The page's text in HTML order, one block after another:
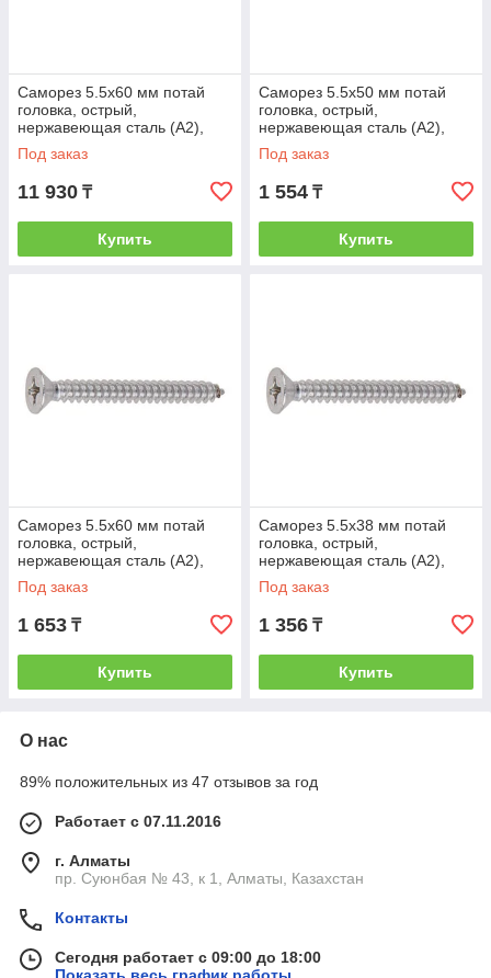
Саморез 5.5х60 мм потай
головка, острый,
нержавеющая сталь (А2),
DIN 7982 (200 шт в карт. уп.)
(STARFIX)
Под заказ
11 930 ₸
Купить
Саморез 5.5х50 мм потай
головка, острый,
нержавеющая сталь (А2),
DIN 7982 (10 шт в зип-локе)
STARFIX (STARFIX)
Под заказ
1 554 ₸
Купить
Саморез 5.5х60 мм потай
головка, острый,
нержавеющая сталь (А2),
DIN 7982 (10 шт в зип-локе)
STARFIX (STARFIX)
Под заказ
1 653 ₸
Купить
Саморез 5.5х38 мм потай
головка, острый,
нержавеющая сталь (А2),
DIN 7982 (10 шт в зип-локе)
STARFIX (STARFIX)
Под заказ
1 356 ₸
Купить
О нас
89% положительных из 47 отзывов за год
Работает с 07.11.2016
г. Алматы
пр. Суюнбая № 43, к 1, Алматы, Казахстан
Контакты
Сегодня работает с 09:00 до 18:00